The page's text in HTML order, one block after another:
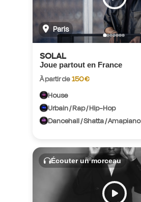
Paris
SOLAL
Joue partout en France
À partir de 150 €
House
Urbain / Rap / Hip-Hop
Dancehall / Shatta / Amapiano
Écouter un morceau